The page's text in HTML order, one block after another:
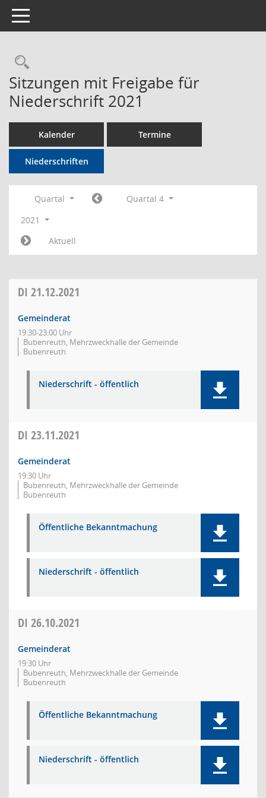
Toggle navigation
Rechercheauswahl
Sitzungen mit Freigabe für
Niederschrift 2021
Kalender Termine
Niederschriften
Quartal
Quartal 4
2021
Aktuell
DI 21.12.2021
Gemeinderat
19:30-23:00 Uhr
Bubenreuth, Mehrzweckhalle der Gemeinde
Bubenreuth
Niederschrift - öffentlich
DI 23.11.2021
Gemeinderat
19:30 Uhr
Bubenreuth, Mehrzweckhalle der Gemeinde
Bubenreuth
Öffentliche Bekanntmachung
Niederschrift - öffentlich
DI 26.10.2021
Gemeinderat
19:30 Uhr
Bubenreuth, Mehrzweckhalle der Gemeinde
Bubenreuth
Öffentliche Bekanntmachung
Niederschrift - öffentlich